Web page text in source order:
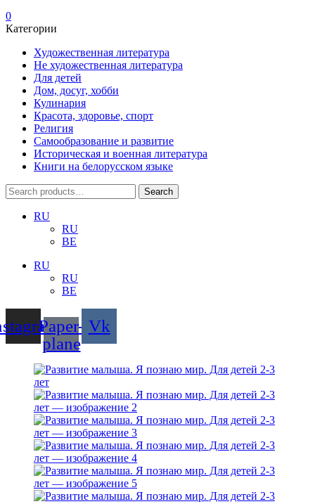
0
Категории
Художественная литература
Не художественная литература
Для детей
Дом, досуг, хобби
Кулинария
Красота, здоровье, спорт
Религия
Самообразование и развитие
Историческая и военная литература
Книги на белорусском языке
Search
for:
Search
RU
RU
BE
RU
RU
BE
Paper-
plane
Vk